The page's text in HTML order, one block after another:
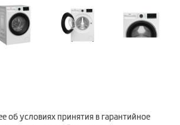
об условиях принятия в гарантийное